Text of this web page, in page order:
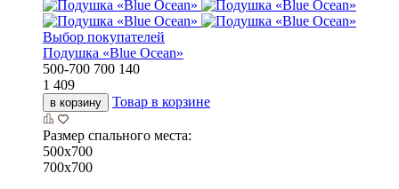
Выбор покупателей
Подушка «Bluе Ocean»
500-700 700 140
1 409
в корзину Товар в корзине
Размер спального места:
500х700
700х700